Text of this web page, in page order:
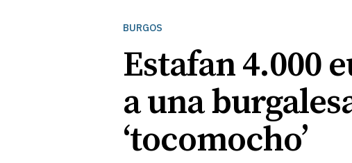
BURGOS
Estafan 4.000
a una
‘tocomocho’